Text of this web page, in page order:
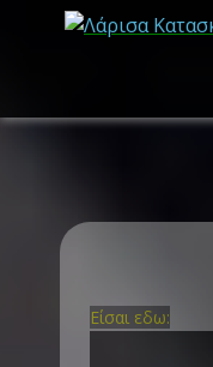
Είσαι εδω: